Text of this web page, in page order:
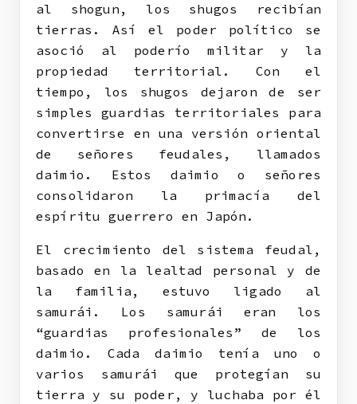
al shogun, los shugos recibían
tierras. Así el poder político se
asoció al poderío militar y la
propiedad territorial. Con el
tiempo, los shugos dejaron de ser
simples guardias territoriales para
convertirse en una versión oriental
de señores feudales, llamados
daimio. Estos daimio o señores
consolidaron la primacía del
espíritu guerrero en Japón.
El crecimiento del sistema feudal,
basado en la lealtad personal y de
la familia, estuvo ligado al
samurái. Los samurái eran los
“guardias profesionales” de los
daimio. Cada daimio tenía uno o
varios samurái que protegían su
tierra y su poder, y luchaba por él